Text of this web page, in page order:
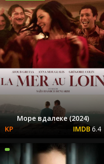
Море вдалеке (2024)
6.4